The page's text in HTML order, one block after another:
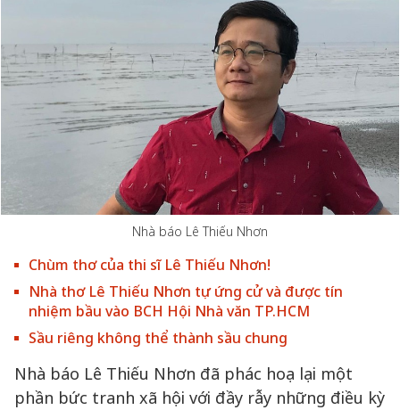
Nhà báo Lê Thiếu Nhơn
Chùm thơ của thi sĩ Lê Thiếu Nhơn!
Nhà thơ Lê Thiếu Nhơn tự ứng cử và được tín
nhiệm bầu vào BCH Hội Nhà văn TP.HCM
Sầu riêng không thể thành sầu chung
Nhà báo Lê Thiếu Nhơn đã phác hoạ lại một
phần bức tranh xã hội với đầy rẫy những điều kỳ